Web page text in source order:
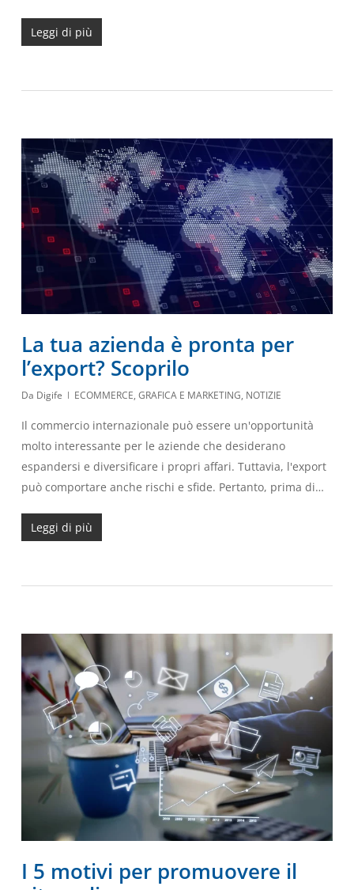
Leggi di più
La tua azienda è pronta per
l’export? Scoprilo
Da Digife ECOMMERCE, GRAFICA E MARKETING, NOTIZIE
Il commercio internazionale può essere un'opportunità
molto interessante per le aziende che desiderano
espandersi e diversificare i propri affari. Tuttavia, l'export
può comportare anche rischi e sfide. Pertanto, prima di…
Leggi di più
I 5 motivi per promuovere il